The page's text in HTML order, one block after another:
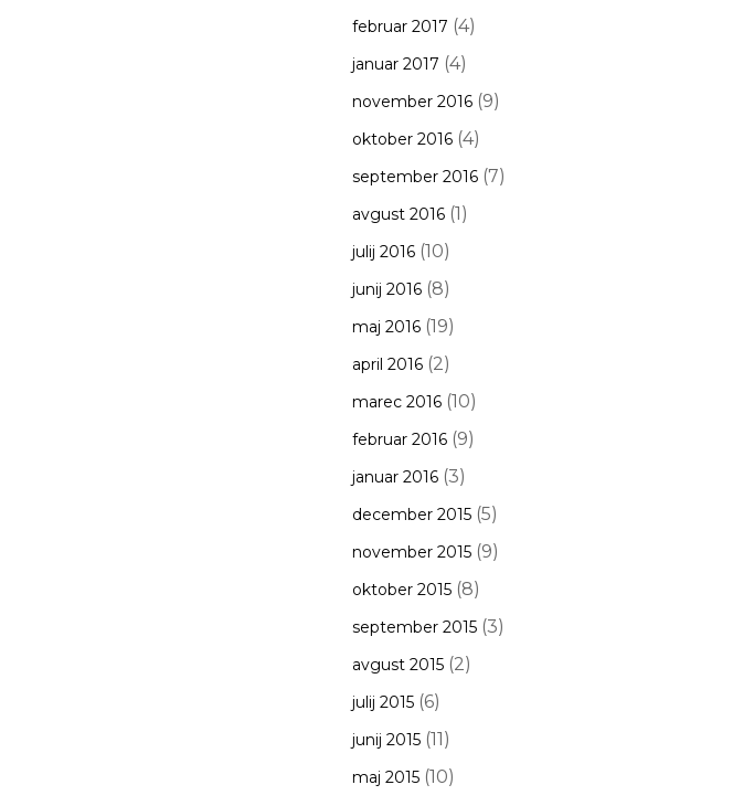
februar 2017 (4)
januar 2017 (4)
november 2016(9)
oktober 2016(4)
september 2016(7)
avgust 2016(1)
julij 2016(10)
junij 2016(8)
maj 2016(19)
april 2016(2)
marec 2016(10)
februar 2016(9)
januar 2016(3)
december 2015(5)
november 2015(9)
oktober 2015(8)
september 2015(3)
avgust 2015(2)
julij 2015(6)
junij 2015(11)
maj 2015(10)